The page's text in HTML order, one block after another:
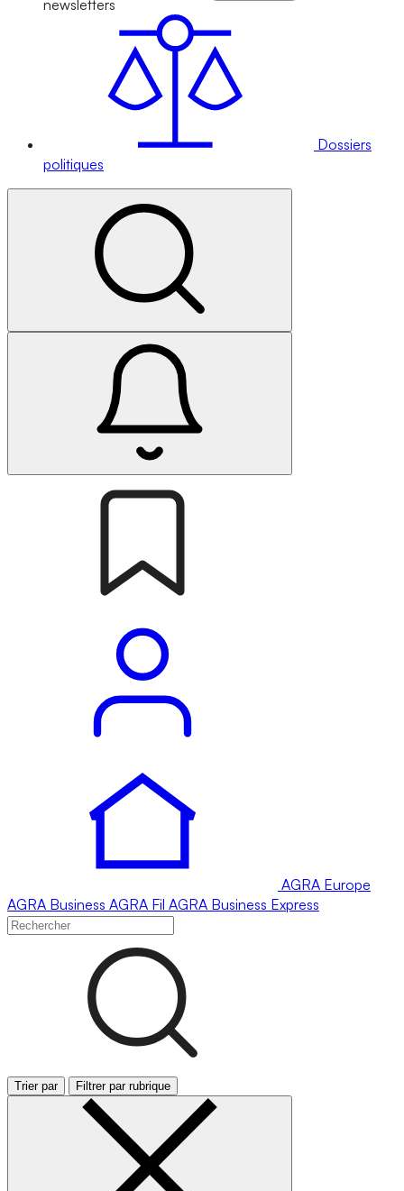
newsletters
Dossiers
politiques
AGRA Europe
AGRA Business AGRA Fil AGRA Business Express
Trier par Filtrer par rubrique